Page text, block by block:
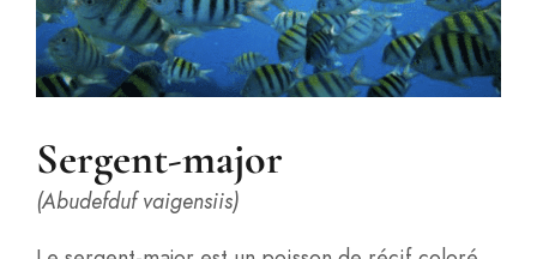
Sergent-major
(Abudefduf vaigensiis)